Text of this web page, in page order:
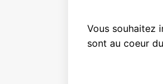
Vous souhaitez
sont au coeur